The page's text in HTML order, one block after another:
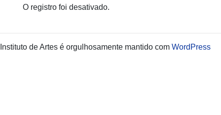
O registro foi desativado.
Instituto de Artes é orgulhosamente mantido com WordPress